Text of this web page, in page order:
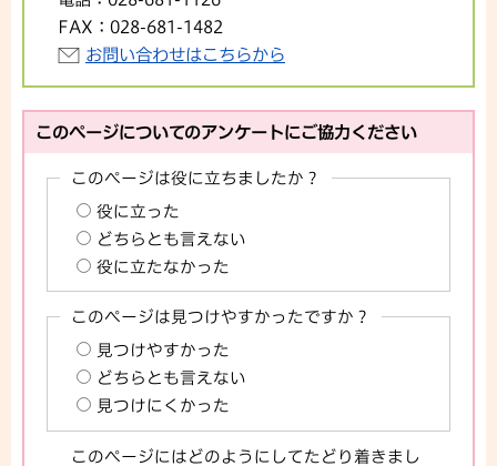
FAX： 028-681-1482
お問い合わせはこちらから
このページについてのアンケートにご協力ください
このページは役に立ちましたか？
役に立った
どちらとも言えない
役に立たなかった
このページは見つけやすかったですか？
見つけやすかった
どちらとも言えない
見つけにくかった
このページにはどのようにしてたどり着きまし